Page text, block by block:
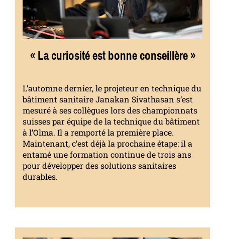
« La curiosité est bonne conseillère »
L’automne dernier, le projeteur en technique du
bâtiment sanitaire Janakan Sivathasan s’est
mesuré à ses collègues lors des championnats
suisses par équipe de la technique du bâtiment
à l’Olma. Il a remporté la première place.
Maintenant, c’est déjà la prochaine étape: il a
entamé une formation continue de trois ans
pour développer des solutions sanitaires
durables.